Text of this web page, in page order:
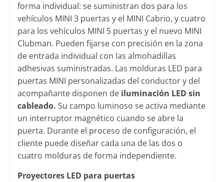
forma individual: se suministran dos para los
vehículos MINI 3 puertas y el MINI Cabrio, y cuatro
para los vehículos MINI 5 puertas y el nuevo MINI
Clubman. Pueden fijarse con precisión en la zona
de entrada individual con las almohadillas
adhesivas suministradas. Las molduras LED para
puertas MINI personalizadas del conductor y del
acompañante disponen de iluminación LED sin
cableado. Su campo luminoso se activa mediante
un interruptor magnético cuando se abre la
puerta. Durante el proceso de configuración, el
cliente puede diseñar cada una de las dos o
cuatro molduras de forma independiente.
Proyectores LED para puertas